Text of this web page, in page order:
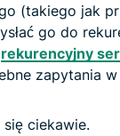
(takiego jak
go do
rekurencyjny
zapytania w
ciekawie.